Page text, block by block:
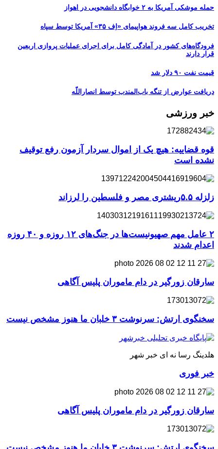
حمله موشکی آمریکا به ۲ خوابگاه دانشجویی در اهواز
تخریب کامل سه فروند هواپیمای «اِف ۳۵» آمریکا توسط سپاه
فرودگاه‌های کشور در آمادگی کامل برای اجرای عملیات پروازی اربعین
قرار دارند
قیمت نفت ۹۰ دلار شد
دریافت عوارض از تنگه باب‌المندب توسط انصاراللّه
خبر ورزشی
قوه قضاییه: هیچ یک از اموال سردار آزمون رفع توقیف
نشده است
زلزله ۵.۵ریشتری مصر و فلسطین را لرزاند
۲ عامل مهم صهیونیست‌ها در جنگ‌های ۱۲ روزه و ۴۰ روزه
اعدام شدند
سارقان زورگیر در دام ماموران پلیس آگاهی
سخنگوی ارتش: سرنوشت ۳ خلبان ما هنوز مشخص نیست
هلدینگ رسا نه ای خبر شهر
خبر فوری
سارقان زورگیر در دام ماموران پلیس آگاهی